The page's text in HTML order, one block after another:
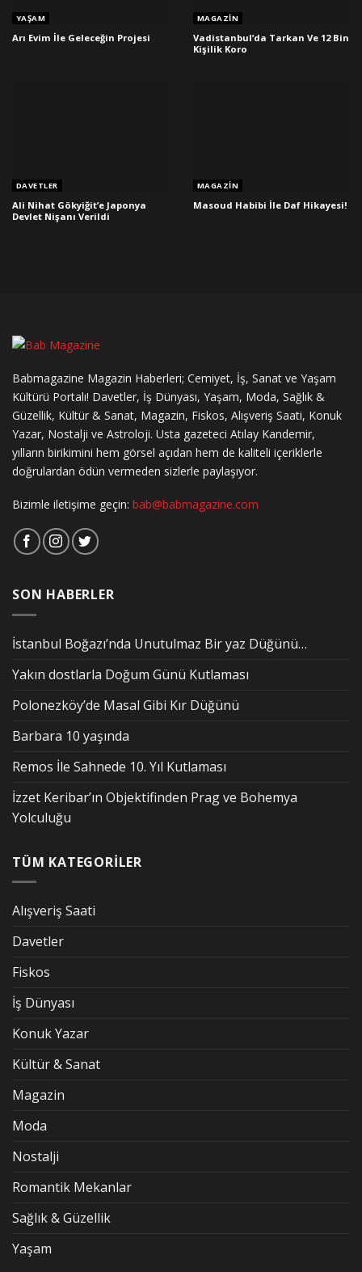
YAŞAM
Arı Evim İle Geleceğin Projesi
MAGAZIN
Vadistanbul’da Tarkan Ve 12 Bin
Kişilik Koro
DAVETLER
Ali Nihat Gökyiğit’e Japonya
Devlet Nişanı Verildi
MAGAZIN
Masoud Habibi İle Daf Hikayesi!
Babmagazine Magazin Haberleri; Cemiyet, İş, Sanat ve Yaşam
Kültürü Portalı! Davetler, İş Dünyası, Yaşam, Moda, Sağlık &
Güzellik, Kültür & Sanat, Magazin, Fiskos, Alışveriş Saati, Konuk
Yazar, Nostalji ve Astroloji. Usta gazeteci Atılay Kandemir,
yılların birikimini hem görsel açıdan hem de kaliteli içeriklerle
doğrulardan ödün vermeden sizlerle paylaşıyor.
Bizimle iletişime geçin: bab@babmagazine.com
SON HABERLER
İstanbul Boğazı’nda Unutulmaz Bir yaz Düğünü…
Yakın dostlarla Doğum Günü Kutlaması
Polonezköy’de Masal Gibi Kır Düğünü
Barbara 10 yaşında
Remos İle Sahnede 10. Yıl Kutlaması
İzzet Keribar’ın Objektifinden Prag ve Bohemya
Yolculuğu
TÜM KATEGORİLER
Alışveriş Saati
Davetler
Fiskos
İş Dünyası
Konuk Yazar
Kültür & Sanat
Magazin
Moda
Nostalji
Romantik Mekanlar
Sağlık & Güzellik
Yaşam